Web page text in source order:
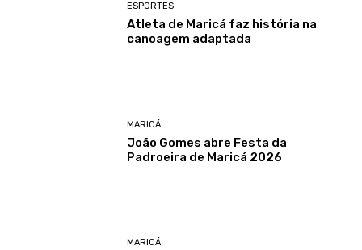
ESPORTES
Atleta de Maricá faz história na
canoagem adaptada
MARICÁ
João Gomes abre Festa da
Padroeira de Maricá 2026
MARICÁ